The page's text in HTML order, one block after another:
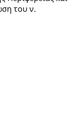
του ν.